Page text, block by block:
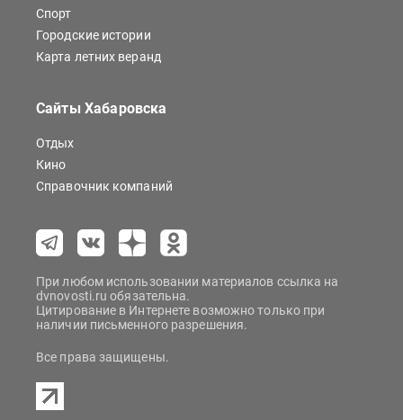
Спорт
Городские истории
Карта летних веранд
Сайты Хабаровска
Отдых
Кино
Справочник компаний
При любом использовании материалов ссылка на
dvnovosti.ru обязательна.
Цитирование в Интернете возможно только при
наличии письменного разрешения.
Все права защищены.